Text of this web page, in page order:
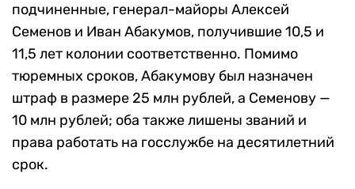
подчиненные, генерал-майоры Алексей
Семенов и Иван Абакумов, получившие 10,5 и
11,5 лет колонии соответственно. Помимо
тюремных сроков, Абакумову был назначен
штраф в размере 25 млн рублей, а Семенову —
10 млн рублей; оба также лишены званий и
права работать на госслужбе на десятилетний
срок.